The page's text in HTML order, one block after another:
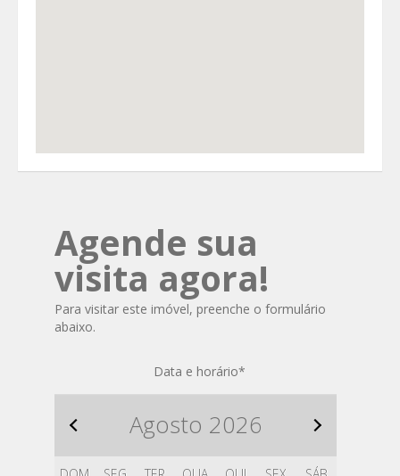
Agende sua
visita agora!
Para visitar este imóvel, preenche o formulário
abaixo.
Data e horário*
Agosto 2026